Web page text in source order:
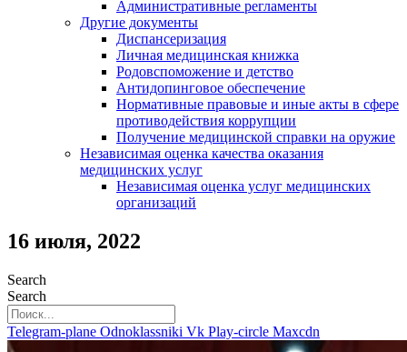
Административные регламенты
Другие документы
Диспансеризация
Личная медицинская книжка
Родовспоможение и детство
Антидопинговое обеспечение
Нормативные правовые и иные акты в сфере
противодействия коррупции
Получение медицинской справки на оружие
Независимая оценка качества оказания
медицинских услуг
Независимая оценка услуг медицинскиx
организаций
16 июля, 2022
Search
Search
Telegram-plane Odnoklassniki Vk Play-circle Maxcdn